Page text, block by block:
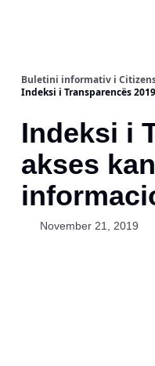
Buletini informativ i
Indeksi i Transparencës
Indeksi i
akses
November 21, 2019